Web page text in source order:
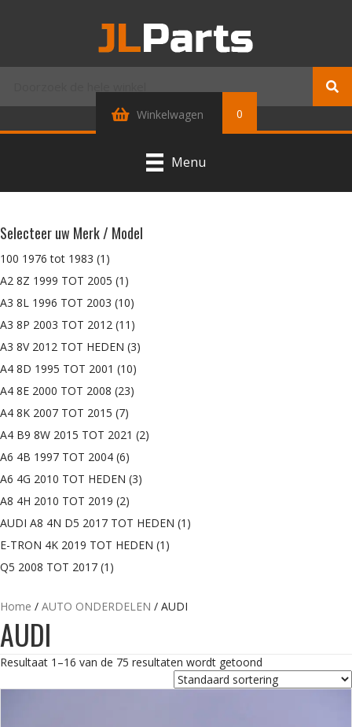
Winkelwagen 0
Menu
Selecteer uw Merk / Model
100 1976 tot 1983 (1)
A2 8Z 1999 TOT 2005 (1)
A3 8L 1996 TOT 2003 (10)
A3 8P 2003 TOT 2012 (11)
A3 8V 2012 TOT HEDEN (3)
A4 8D 1995 TOT 2001 (10)
A4 8E 2000 TOT 2008 (23)
A4 8K 2007 TOT 2015 (7)
A4 B9 8W 2015 TOT 2021 (2)
A6 4B 1997 TOT 2004 (6)
A6 4G 2010 TOT HEDEN (3)
A8 4H 2010 TOT 2019 (2)
AUDI A8 4N D5 2017 TOT HEDEN (1)
E-TRON 4K 2019 TOT HEDEN (1)
Q5 2008 TOT 2017 (1)
Home / AUTO ONDERDELEN / AUDI
AUDI
Resultaat 1–16 van de 75 resultaten wordt getoond